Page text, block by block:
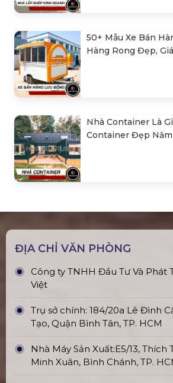
50+ Mẫu Xe Bán
Hàng Rong Đẹp,
Nhà Container Là
Container Đẹp
ĐỊA CHỈ VĂN PHÒNG
Công ty TNHH Đầu Tư Và Phát
Việt
Trụ sở chính: 184/20a Lê Đình
Tạo, Quận Bình Tân, TP. HCM
Nhà Máy Sản Xuất:E5/13, Thích
Minh Xuân, Bình Chánh, TP.